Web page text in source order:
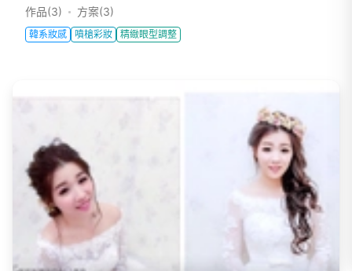
作品(3)
方案(3)
韓系妝感 噴槍彩妝 精緻眼型調整